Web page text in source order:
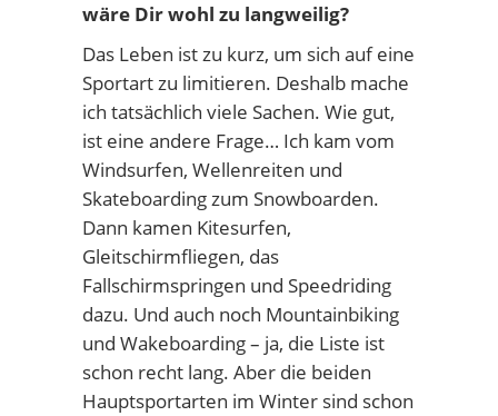
wäre Dir wohl zu langweilig?
Das Leben ist zu kurz, um sich auf eine
Sportart zu limitieren. Deshalb mache
ich tatsächlich viele Sachen. Wie gut,
ist eine andere Frage… Ich kam vom
Windsurfen, Wellenreiten und
Skateboarding zum Snowboarden.
Dann kamen Kitesurfen,
Gleitschirmfliegen, das
Fallschirmspringen und Speedriding
dazu. Und auch noch Mountainbiking
und Wakeboarding – ja, die Liste ist
schon recht lang. Aber die beiden
Hauptsportarten im Winter sind schon